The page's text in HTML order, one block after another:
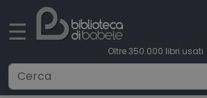
☰
Oltre 350.000 libri usati